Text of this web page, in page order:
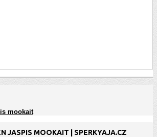
mookait
JASPIS MOOKAIT | SPERKYAJA.CZ